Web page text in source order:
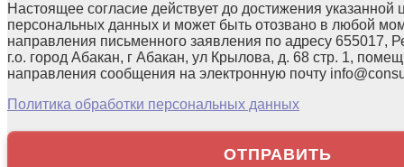
Настоящее согласие действует до достижения указанной
персональных данных и может быть отозвано в любой
направления письменного заявления по адресу 655017,
г.о. город Абакан, г Абакан, ул Крылова, д. 68 стр. 1,
направления сообщения на электронную почту
Политика обработки персональных данных